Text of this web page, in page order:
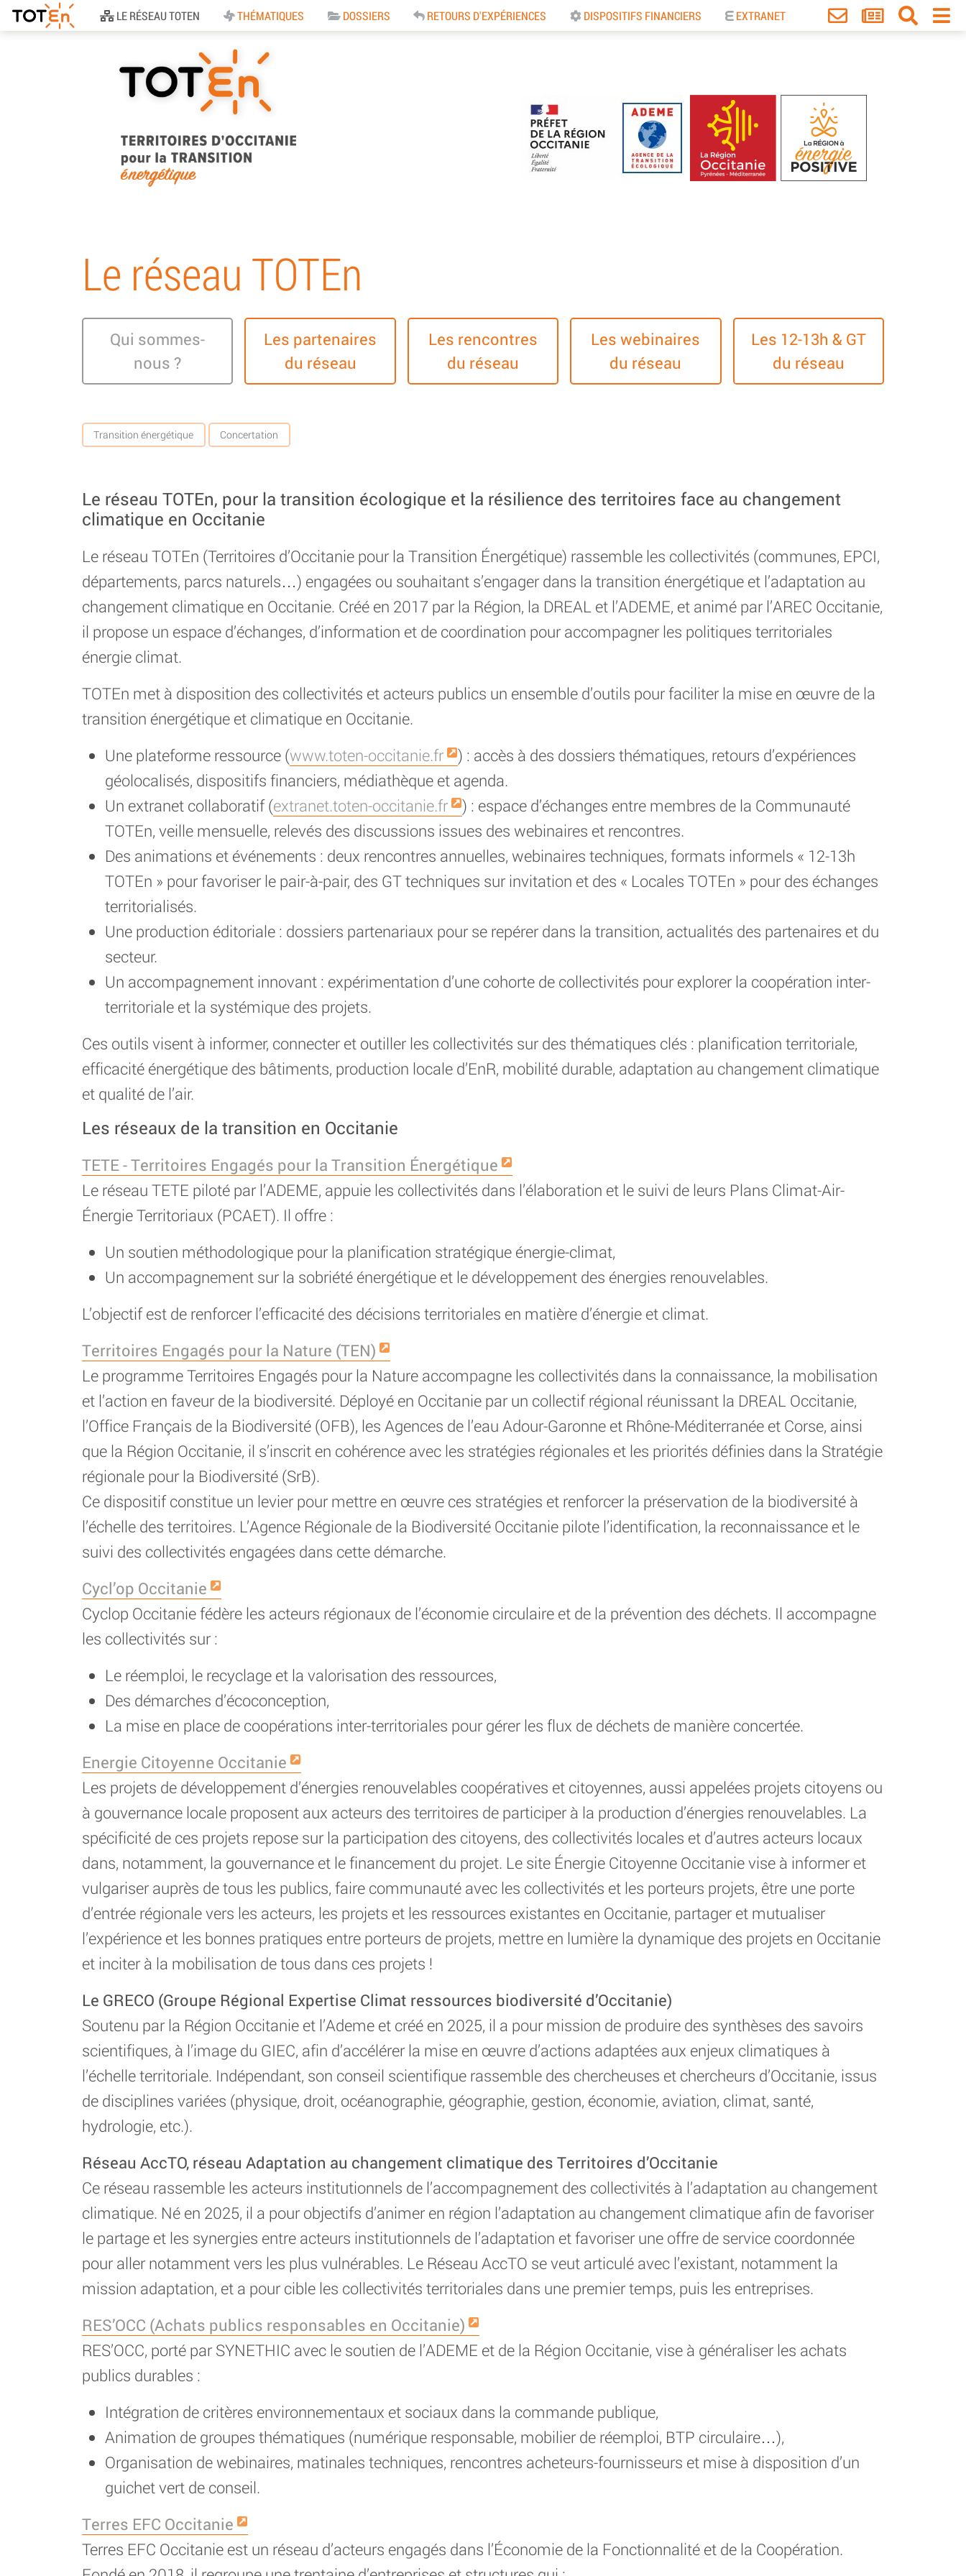
Accueil
LE RÉSEAU TOTEN THÉMATIQUES DOSSIERS RETOURS D'EXPÉRIENCES DISPOSITIFS FINANCIERS EXTRANET
pour la Transition
Energétique
Le réseau TOTEn
Qui sommes-
nous ?
Les partenaires
du réseau
Les rencontres
du réseau
Les webinaires
du réseau
Les 12-13h & GT
du réseau
Transition énergétique Concertation
Le réseau TOTEn, pour la transition écologique et la résilience des territoires face au changement
climatique en Occitanie
Le réseau TOTEn (Territoires d’Occitanie pour la Transition Énergétique) rassemble les collectivités (communes, EPCI,
départements, parcs naturels…) engagées ou souhaitant s’engager dans la transition énergétique et l’adaptation au
changement climatique en Occitanie. Créé en 2017 par la Région, la DREAL et l’ADEME, et animé par l’AREC Occitanie,
il propose un espace d’échanges, d’information et de coordination pour accompagner les politiques territoriales
énergie climat.
TOTEn met à disposition des collectivités et acteurs publics un ensemble d’outils pour faciliter la mise en œuvre de la
transition énergétique et climatique en Occitanie.
Une plateforme ressource (www.toten-occitanie.fr
) : accès à des dossiers thématiques, retours d’expériences
géolocalisés, dispositifs financiers, médiathèque et agenda.
Un extranet collaboratif (extranet.toten-occitanie.fr
) : espace d’échanges entre membres de la Communauté
TOTEn, veille mensuelle, relevés des discussions issues des webinaires et rencontres.
Des animations et événements : deux rencontres annuelles, webinaires techniques, formats informels « 12-13h
TOTEn » pour favoriser le pair-à-pair, des GT techniques sur invitation et des « Locales TOTEn » pour des échanges
territorialisés.
Une production éditoriale : dossiers partenariaux pour se repérer dans la transition, actualités des partenaires et du
secteur.
Un accompagnement innovant : expérimentation d’une cohorte de collectivités pour explorer la coopération inter-
territoriale et la systémique des projets.
Ces outils visent à informer, connecter et outiller les collectivités sur des thématiques clés : planification territoriale,
efficacité énergétique des bâtiments, production locale d’EnR, mobilité durable, adaptation au changement climatique
et qualité de l’air.
Les réseaux de la transition en Occitanie
TETE - Territoires Engagés pour la Transition Énergétique
Le réseau TETE piloté par l’ADEME, appuie les collectivités dans l’élaboration et le suivi de leurs Plans Climat-Air-
Énergie Territoriaux (PCAET). Il offre :
Un soutien méthodologique pour la planification stratégique énergie-climat,
Un accompagnement sur la sobriété énergétique et le développement des énergies renouvelables.
L’objectif est de renforcer l’efficacité des décisions territoriales en matière d’énergie et climat.
Territoires Engagés pour la Nature (TEN)
Le programme Territoires Engagés pour la Nature accompagne les collectivités dans la connaissance, la mobilisation
et l’action en faveur de la biodiversité. Déployé en Occitanie par un collectif régional réunissant la DREAL Occitanie,
l’Office Français de la Biodiversité (OFB), les Agences de l’eau Adour-Garonne et Rhône-Méditerranée et Corse, ainsi
que la Région Occitanie, il s’inscrit en cohérence avec les stratégies régionales et les priorités définies dans la Stratégie
régionale pour la Biodiversité (SrB).
Ce dispositif constitue un levier pour mettre en œuvre ces stratégies et renforcer la préservation de la biodiversité à
l’échelle des territoires. L’Agence Régionale de la Biodiversité Occitanie pilote l’identification, la reconnaissance et le
suivi des collectivités engagées dans cette démarche.
Cycl’op Occitanie
Cyclop Occitanie fédère les acteurs régionaux de l’économie circulaire et de la prévention des déchets. Il accompagne
les collectivités sur :
Le réemploi, le recyclage et la valorisation des ressources,
Des démarches d’écoconception,
La mise en place de coopérations inter-territoriales pour gérer les flux de déchets de manière concertée.
Energie Citoyenne Occitanie
Les projets de développement d’énergies renouvelables coopératives et citoyennes, aussi appelées projets citoyens ou
à gouvernance locale proposent aux acteurs des territoires de participer à la production d’énergies renouvelables. La
spécificité de ces projets repose sur la participation des citoyens, des collectivités locales et d’autres acteurs locaux
dans, notamment, la gouvernance et le financement du projet. Le site Énergie Citoyenne Occitanie vise à informer et
vulgariser auprès de tous les publics, faire communauté avec les collectivités et les porteurs projets, être une porte
d’entrée régionale vers les acteurs, les projets et les ressources existantes en Occitanie, partager et mutualiser
l’expérience et les bonnes pratiques entre porteurs de projets, mettre en lumière la dynamique des projets en Occitanie
et inciter à la mobilisation de tous dans ces projets !
Le GRECO (Groupe Régional Expertise Climat ressources biodiversité d’Occitanie)
Soutenu par la Région Occitanie et l’Ademe et créé en 2025, il a pour mission de produire des synthèses des savoirs
scientifiques, à l’image du GIEC, afin d’accélérer la mise en œuvre d’actions adaptées aux enjeux climatiques à
l’échelle territoriale. Indépendant, son conseil scientifique rassemble des chercheuses et chercheurs d’Occitanie, issus
de disciplines variées (physique, droit, océanographie, géographie, gestion, économie, aviation, climat, santé,
hydrologie, etc.).
Réseau AccTO, réseau Adaptation au changement climatique des Territoires d’Occitanie
Ce réseau rassemble les acteurs institutionnels de l’accompagnement des collectivités à l’adaptation au changement
climatique. Né en 2025, il a pour objectifs d’animer en région l’adaptation au changement climatique afin de favoriser
le partage et les synergies entre acteurs institutionnels de l’adaptation et favoriser une offre de service coordonnée
pour aller notamment vers les plus vulnérables. Le Réseau AccTO se veut articulé avec l’existant, notamment la
mission adaptation, et a pour cible les collectivités territoriales dans une premier temps, puis les entreprises.
RES’OCC (Achats publics responsables en Occitanie)
RES’OCC, porté par SYNETHIC avec le soutien de l’ADEME et de la Région Occitanie, vise à généraliser les achats
publics durables :
Intégration de critères environnementaux et sociaux dans la commande publique,
Animation de groupes thématiques (numérique responsable, mobilier de réemploi, BTP circulaire…),
Organisation de webinaires, matinales techniques, rencontres acheteurs-fournisseurs et mise à disposition d’un
guichet vert de conseil.
Terres EFC Occitanie
Terres EFC Occitanie est un réseau d’acteurs engagés dans l’Économie de la Fonctionnalité et de la Coopération.